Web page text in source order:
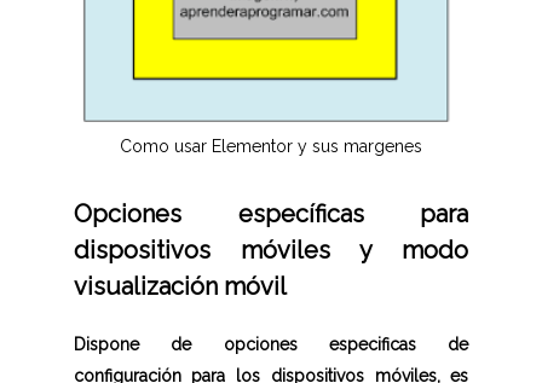
Como usar Elementor y sus margenes
Opciones específicas para
dispositivos móviles y modo
visualización móvil
Dispone de opciones especificas de
configuración para los dispositivos móviles, es